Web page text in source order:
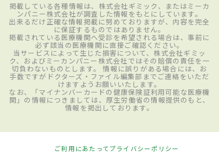
掲載している各種情報は、株式会社ギミック、またはミーカ
ンパニー株式会社が調査した情報をもとにしています。
出来るだけ正確な情報掲載に努めておりますが、内容を完全
に保証するものではありません。
掲載されている医療機関へ受診を希望される場合は、事前に
必ず該当の医療機関に直接ご確認ください。
当サービスによって生じた損害について、株式会社ギミッ
ク、およびミーカンパニー株式会社ではその賠償の責任を一
切負わないものとします。 情報に誤りがある場合には、お
手数ですがドクターズ・ファイル編集部までご連絡をいただ
けますようお願いいたします。
なお、「マイナンバーカードの健康保険証利用可能な医療機
関」の情報につきましては、厚生労働省の情報提供のもと、
情報を掲出しております。
ご利用にあたってプライバシーポリシー